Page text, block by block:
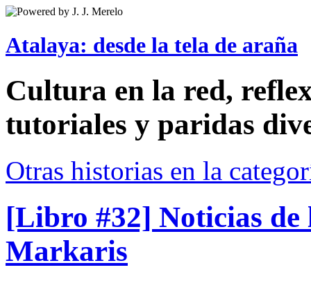
Atalaya: desde la tela de araña
Cultura en la red,
tutoriales y paridas
Otras historias en la
[Libro #32] Noticias de
Markaris